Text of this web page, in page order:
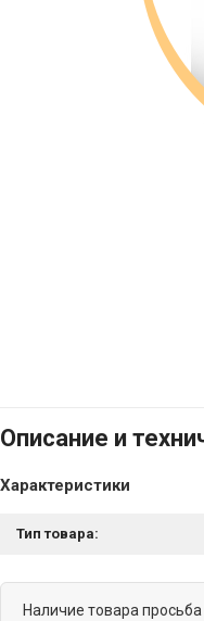
Описание и
Характеристики
Тип товара:
Наличие товара